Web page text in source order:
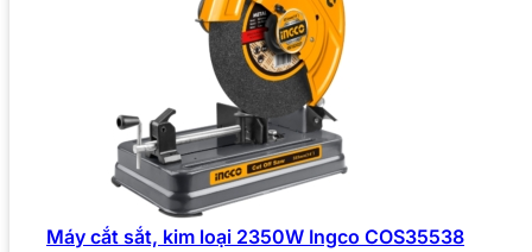
Máy cắt sắt, kim loại 2350W Ingco COS35538